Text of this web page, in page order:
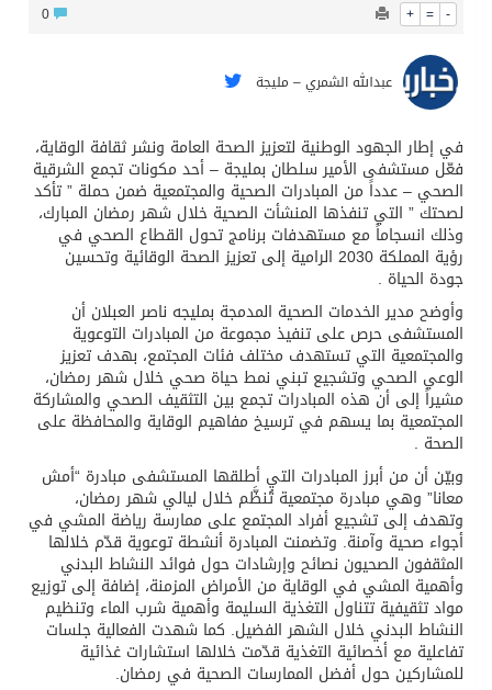
+ = -
عبدالله الشمري – مليجة
في إطار الجهود الوطنية لتعزيز الصحة العامة ونشر ثقافة الوقاية،
فعّل مستشفى الأمير سلطان بمليجة – أحد مكونات تجمع الشرقية
الصحي – عدداً من المبادرات الصحية والمجتمعية ضمن حملة ” تأكد
لصحتك ” التي تنفذها المنشأت الصحية خلال شهر رمضان المبارك،
وذلك انسجاماً مع مستهدفات برنامج تحول القطاع الصحي في
رؤية المملكة 2030 الرامية إلى تعزيز الصحة الوقائية وتحسين
جودة الحياة .
وأوضح مدير الخدمات الصحية المدمجة بمليجه ناصر العبلان أن
المستشفى حرص على تنفيذ مجموعة من المبادرات التوعوية
والمجتمعية التي تستهدف مختلف فئات المجتمع، بهدف تعزيز
الوعي الصحي وتشجيع تبني نمط حياة صحي خلال شهر رمضان،
مشيراً إلى أن هذه المبادرات تجمع بين التثقيف الصحي والمشاركة
المجتمعية بما يسهم في ترسيخ مفاهيم الوقاية والمحافظة على
الصحة .
وبيّن أن من أبرز المبادرات التي أطلقها المستشفى مبادرة “أمش
معانا” وهي مبادرة مجتمعية تُنظَّم خلال ليالي شهر رمضان،
وتهدف إلى تشجيع أفراد المجتمع على ممارسة رياضة المشي في
أجواء صحية وآمنة. وتضمنت المبادرة أنشطة توعوية قدّم خلالها
المثقفون الصحيون نصائح وإرشادات حول فوائد النشاط البدني
وأهمية المشي في الوقاية من الأمراض المزمنة، إضافة إلى توزيع
مواد تثقيفية تتناول التغذية السليمة وأهمية شرب الماء وتنظيم
النشاط البدني خلال الشهر الفضيل. كما شهدت الفعالية جلسات
تفاعلية مع أخصائية التغذية قدّمت خلالها استشارات غذائية
للمشاركين حول أفضل الممارسات الصحية في رمضان.